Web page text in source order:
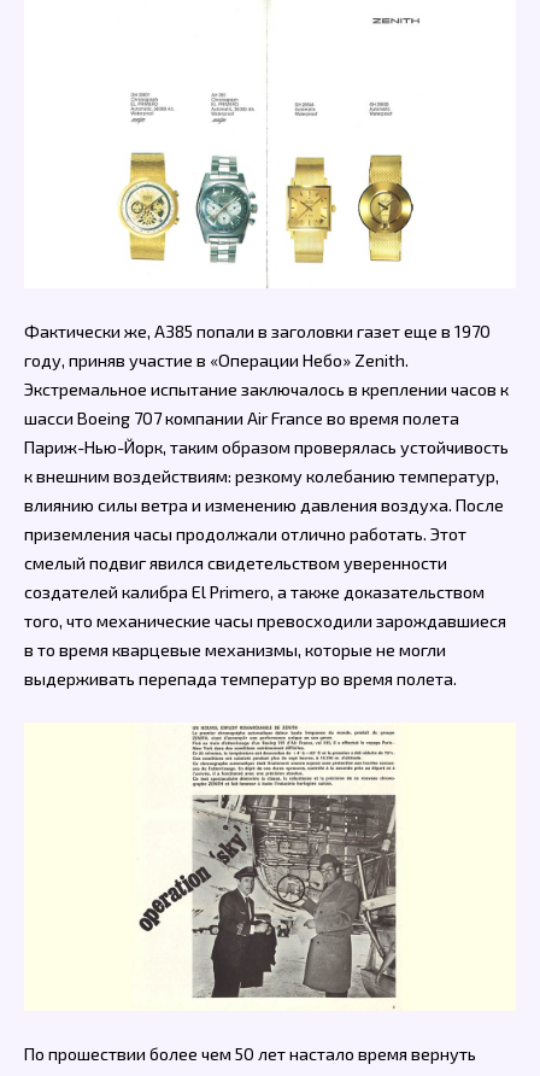
Фактически же, A385 попали в заголовки газет еще в 1970
году, приняв участие в «Операции Небо» Zenith.
Экстремальное испытание заключалось в креплении часов к
шасси Boeing 707 компании Air France во время полета
Париж-Нью-Йорк, таким образом проверялась устойчивость
к внешним воздействиям: резкому колебанию температур,
влиянию силы ветра и изменению давления воздуха. После
приземления часы продолжали отлично работать. Этот
смелый подвиг явился свидетельством уверенности
создателей калибра El Primero, а также доказательством
того, что механические часы превосходили зарождавшиеся
в то время кварцевые механизмы, которые не могли
выдерживать перепада температур во время полета.
По прошествии более чем 50 лет настало время вернуть